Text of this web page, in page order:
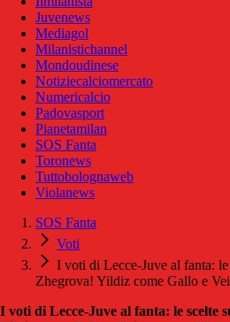
Juvenews
Mediagol
Milanistichannel
Mondoudinese
Notiziecalciomercato
Numericalcio
Padovasport
Pianetamilan
SOS Fanta
Toronews
Tuttobolognaweb
Violanews
SOS Fanta
Voti
I voti di Lecce-Juve al fanta:
Zhegrova! Yildiz come Gallo e
I voti di Lecce-Juve al fanta: le scelte